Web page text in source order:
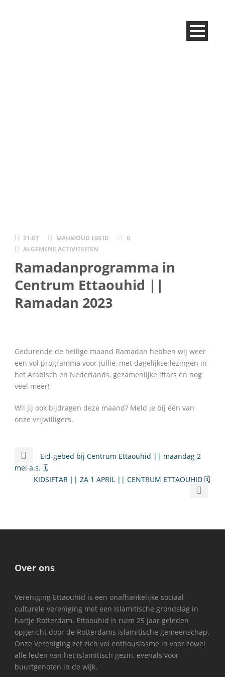
21:01 MAHMOUD EBEID
0
ALGEMENE ACTIVITEITEN
Ramadanprogramma in
Centrum Ettaouhid ||
Ramadan 2023
Gedurende de heilige maand Ramadan hebben wij weer
een vol programma voor jullie, met dagelijkse lezingen in
het Arabisch en Nederlands, gezamenlijke iftars en nog
veel meer!
Wil jij ook bijdragen deze maand? Meld je bij één van
onze vrijwilligers.
Eid-gebed bij Centrum Ettaouhid || maandag 2
mei a.s. 🗓
KIDSIFTAR || ZA 1 APRIL || CENTRUM ETTAOUHID 🗓
Over ons
Vereniging Ettaouhid is een onafhankelijke sociaal
culturele vereniging met een Islamitische grondslag in
hartje Rotterdam. Ettaouhid is ruim 25 jaar geleden
opgericht door de Rotterdams islamitische gemeenschap.
Onze Vereniging zet zich vol enthousiasme in voor zowel
alle leden van het islamitisch gezin, evenals voor
buurtgenoten in de wijk.